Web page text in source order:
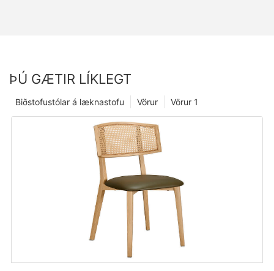
ÞÚ GÆTIR LÍKLEGT
Vörur 1
Vörur
Biðstofustólar á læknastofu